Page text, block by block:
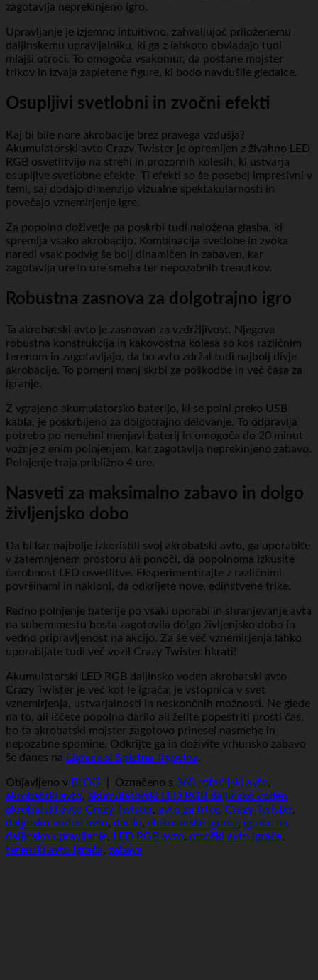
zagotavlja neprekinjeno igro.
Upravljanje je izjemno intuitivno, zahvaljujoč priloženemu
daljinskemu upravljalniku, ki ga z lahkoto obvladajo tudi
mlajši otroci. To omogoča vsakomur, da postane mojster
trikov in izvaja zapletene figure, ki bodo navdušile gledalce.
Osupljivi svetlobni in zvočni efekti
Kaj bi bile nore akrobacije brez pravega vzdušja?
Akumulatorski avto Crazy Twister je opremljen z živahno LED
RGB osvetlitvijo na strehi in prozornih kolesih, ki ustvarja
osupljive svetlobne efekte. Ti efekti so še posebej impresivni v
temi, saj dodajo dimenzijo vizualne spektakularnosti in
povečajo vznemirjenje igre.
Za popolno doživetje pa poskrbi tudi naložena glasba, ki
spremlja vsako akrobacijo. Kombinacija svetlobe in zvoka
naredi vsak podvig še bolj dinamičen in zabaven, kar
zagotavlja ure in ure smeha ter nepozabnih trenutkov.
Robustna zasnova za dolgotrajno igro
Ta akrobatski avto je zasnovan za vzdržljivost. Njegova
robustna konstrukcija in kakovostna kolesa so kos različnim
terenom in zagotavljajo, da bo avto zdržal tudi najbolj divje
akrobacije. To pomeni manj skrbi za poškodbe in več časa za
igranje.
Z vgrajeno akumulatorsko baterijo, ki se polni preko USB
kabla, je poskrbljeno za dolgotrajno delovanje. To odpravlja
potrebo po nenehni menjavi baterij in omogoča do 20 minut
vožnje z enim polnjenjem, kar zagotavlja neprekinjeno zabavo.
Polnjenje traja približno 4 ure.
Nasveti za maksimalno zabavo in dolgo
življenjsko dobo
Da bi kar najbolje izkoristili svoj akrobatski avto, ga uporabite
v zatemnjenem prostoru ali ponoči, da popolnoma izkusite
čarobnost LED osvetlitve. Eksperimentirajte z različnimi
površinami in nakloni, da odkrijete nove, edinstvene trike.
Redno polnjenje baterije po vsaki uporabi in shranjevanje avta
na suhem mestu bosta zagotovila dolgo življenjsko dobo in
vedno pripravljenost na akcijo. Za še več vznemirjenja lahko
uporabljate tudi več vozil Crazy Twister hkrati!
Akumulatorski LED RGB daljinsko voden akrobatski avto
Crazy Twister je več kot le igrača; je vstopnica v svet
vznemirjenja, ustvarjalnosti in neskončnih možnosti. Ne glede
na to, ali iščete popolno darilo ali želite popestriti prosti čas,
bo ta akrobatski mojster zagotovo prinesel nasmehe in
nepozabne spomine. Odkrijte ga in doživite vrhunsko zabavo
še danes na Eigraca.si Spletna Trgovina.
Objavljeno v BLOG Označeno s 360 rotacijski avto,
akrobatski avto, akumulatorski LED RGB daljinsko voden
akrobatski avto Crazy Twister, avto za trike, Crazy Twister,
daljinsko voden avto, darilo, elektronske igrače, igrače na
daljinsko upravljanje, LED RGB avto, otroški avto igrača,
terenski avto igrača, zabava